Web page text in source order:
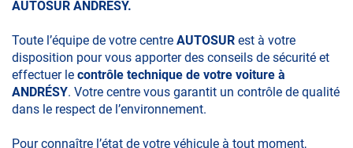
AUTOSUR ANDRÉSY.
Toute l’équipe de votre centre AUTOSUR est à votre
disposition pour vous apporter des conseils de sécurité et
effectuer le contrôle technique de votre voiture à
ANDRÉSY. Votre centre vous garantit un contrôle de qualité
dans le respect de l’environnement.
Pour connaître l’état de votre véhicule à tout moment,